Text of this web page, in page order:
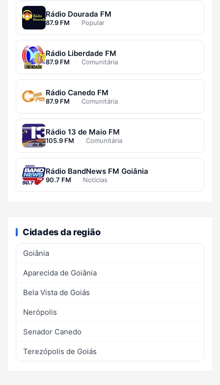
Rádio Dourada FM
87.9 FM · Popular
Rádio Liberdade FM
87.9 FM · Comunitária
Rádio Canedo FM
87.9 FM · Comunitária
Rádio 13 de Maio FM
105.9 FM · Comunitária
Rádio BandNews FM Goiânia
90.7 FM · Notícias
Cidades da região
Goiânia
Aparecida de Goiânia
Bela Vista de Goiás
Nerópolis
Senador Canedo
Terezópolis de Goiás